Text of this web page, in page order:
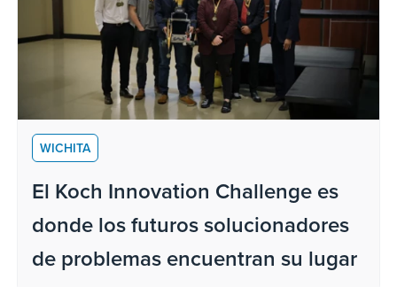
WICHITA
El Koch Innovation Challenge es
donde los futuros solucionadores
de problemas encuentran su lugar